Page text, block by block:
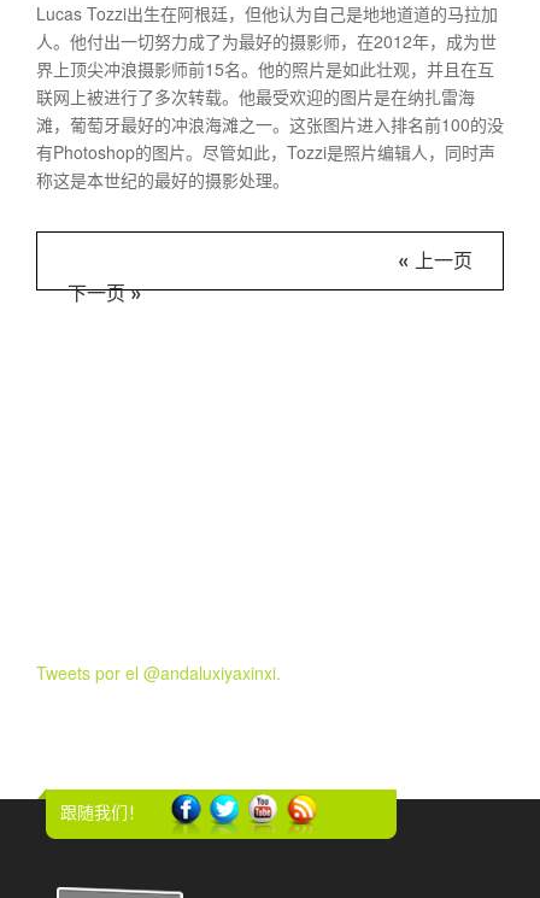
Lucas Tozzi出生在阿根廷，但他认为自己是地地道道的马拉加
人。他付出一切努力成了为最好的摄影师，在2012年，成为世
界上顶尖冲浪摄影师前15名。他的照片是如此壮观，并且在互
联网上被进行了多次转载。他最受欢迎的图片是在纳扎雷海
滩，葡萄牙最好的冲浪海滩之一。这张图片进入排名前100的没
有Photoshop的图片。尽管如此，Tozzi是照片编辑人，同时声
称这是本世纪的最好的摄影处理。
« 上一页
下一页 »
Tweets por el @andaluxiyaxinxi.
跟随我们！